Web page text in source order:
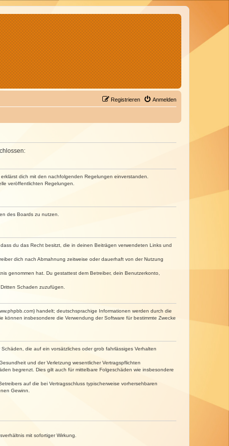
Anmelden
Registrieren
dich mit den nachfolgenden Regelungen einverstanden.
veröffentlichten Regelungen.
des Boards zu nutzen.
du das Recht besitzt, die in deinen Beiträgen verwendeten Links und
dich nach Abmahnung zeitweise oder dauerhaft von der Nutzung
genommen hat. Du gestattest dem Betreiber, dein Benutzerkonto,
Schaden zuzufügen.
handelt; deutschsprachige Informationen werden durch die
insbesondere die Verwendung der Software für bestimmte Zwecke
die auf ein vorsätzliches oder grob fahrlässiges Verhalten
und der Verletzung wesentlicher Vertragspflichten
begrenzt. Dies gilt auch für mittelbare Folgeschäden wie insbesondere
auf die bei Vertragsschluss typischerweise vorhersehbaren
Gewinn.
mit sofortiger Wirkung.